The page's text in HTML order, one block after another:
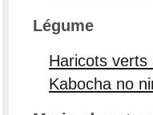
Légume
Haricots verts
Kabocha no